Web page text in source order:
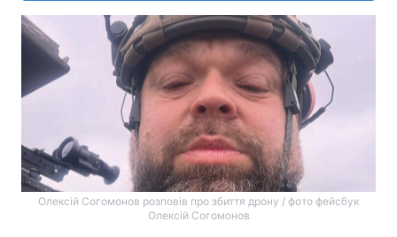
Олексій Согомонов розповів про збиття дрону / фото фейсбук
Олексій Согомонов